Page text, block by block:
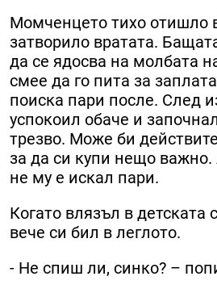
Момченцето тихо отишло
затворило вратата.
да се ядосва на молбата
смее да го пита за
поиска пари после. След
успокоил обаче и
трезво. Може би
за да си купи нещо важно.
не му е искал пари.
Когато влязъл в детската
вече си бил в леглото.
- Не спиш ли, синко? –